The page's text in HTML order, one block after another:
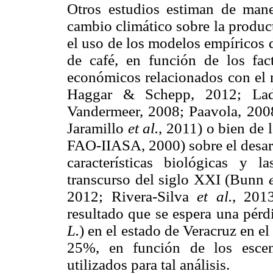
Otros estudios estiman de
cambio climático sobre la
el uso de los modelos
de café, en función de los
económicos relacionados con
Haggar & Schepp, 2012;
Vandermeer, 2008; Paavola,
Jaramillo et al., 2011) o bien de
FAO-IIASA, 2000) sobre el
características biológicas y
transcurso del siglo XXI (Bunn
2012; Rivera-Silva et al.,
resultado que se espera una
L.) en el estado de Veracruz en
25%, en función de los
utilizados para tal análisis.